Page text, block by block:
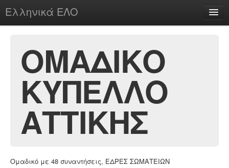
Ελληνικά ΕΛΟ
chesstu.be @ discord
Login
ΟΜΑΔΙΚΟ
ΚΥΠΕΛΛΟ
ΑΤΤΙΚΗΣ
Ομαδικό με 48 συναντήσεις, ΕΔΡΕΣ ΣΩΜΑΤΕΙΩΝ